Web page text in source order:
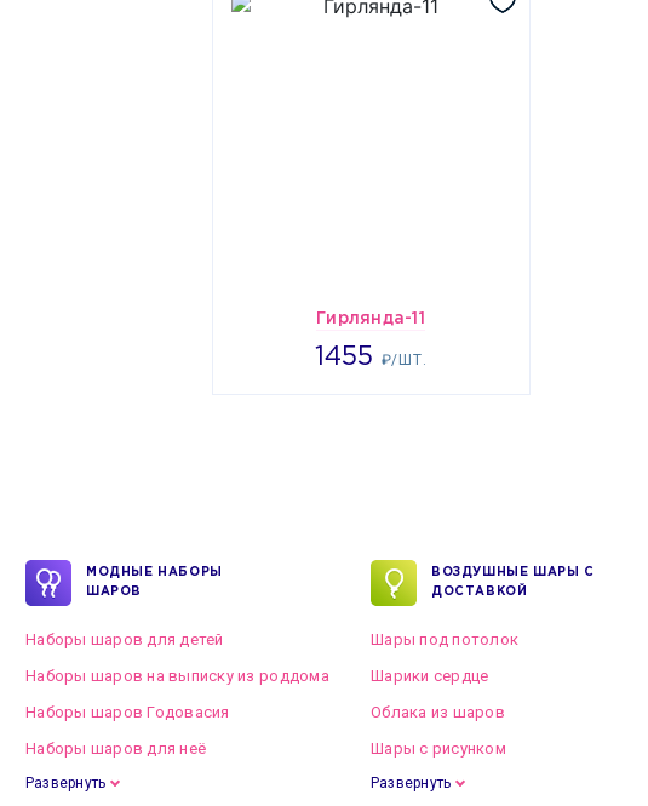
Гирлянда-11
1455 ₽/ШТ.
1455
МОДНЫЕ НАБОРЫ
ШАРОВ
Наборы шаров для детей
Наборы шаров на выписку из роддома
Наборы шаров Годовасия
Наборы шаров для неё
Развернуть
ВОЗДУШНЫЕ ШАРЫ С
ДОСТАВКОЙ
Шары под потолок
Шарики сердце
Облака из шаров
Шары с рисунком
Развернуть